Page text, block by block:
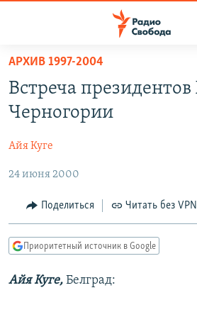
упрощенного
доступа
Вернуться
основному
Вернутся
главной
навигации
Вернутся
поиску
ПОДКАСТЫ
АВТОРСКИЕ ПРОЕКТЫ
ЦИТАТЫ СВОБОДЫ
МНЕНИЯ
КУЛЬТУРА
IDEL.РЕАЛИИ
КАВКАЗ.РЕАЛИИ
СЕВЕР.РЕАЛИИ
АРХИВ 1997-2004
Встреча
Черногории
Айя Куге
24 июня 2000
Поделиться Читать без VPN
Приоритетный источник в Google
Айя Куге, Белград: